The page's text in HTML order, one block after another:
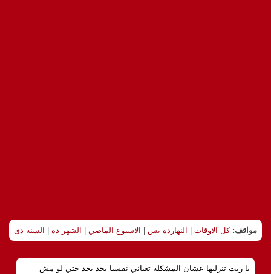
مواقف: كل الاوقات | النهارده بس | الاسبوع الماضي | الشهر ده | السنه دى
يا ريت تنزليها عشان المشكلة تعباني نفسيا بجد بجد حتي لو مش